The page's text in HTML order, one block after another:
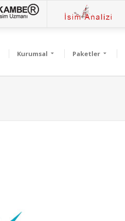
Kurumsal Paketler